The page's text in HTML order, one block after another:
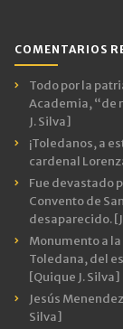
COMENTARIOS
Todo por la
Academia, “de
J. Silva]
¡Toledanos, a
cardenal
Fue devastado
Convento de
desaparecido.
Monumento a
Toledana, del
[Quique J. Silva]
Jesús Menendez
Silva]